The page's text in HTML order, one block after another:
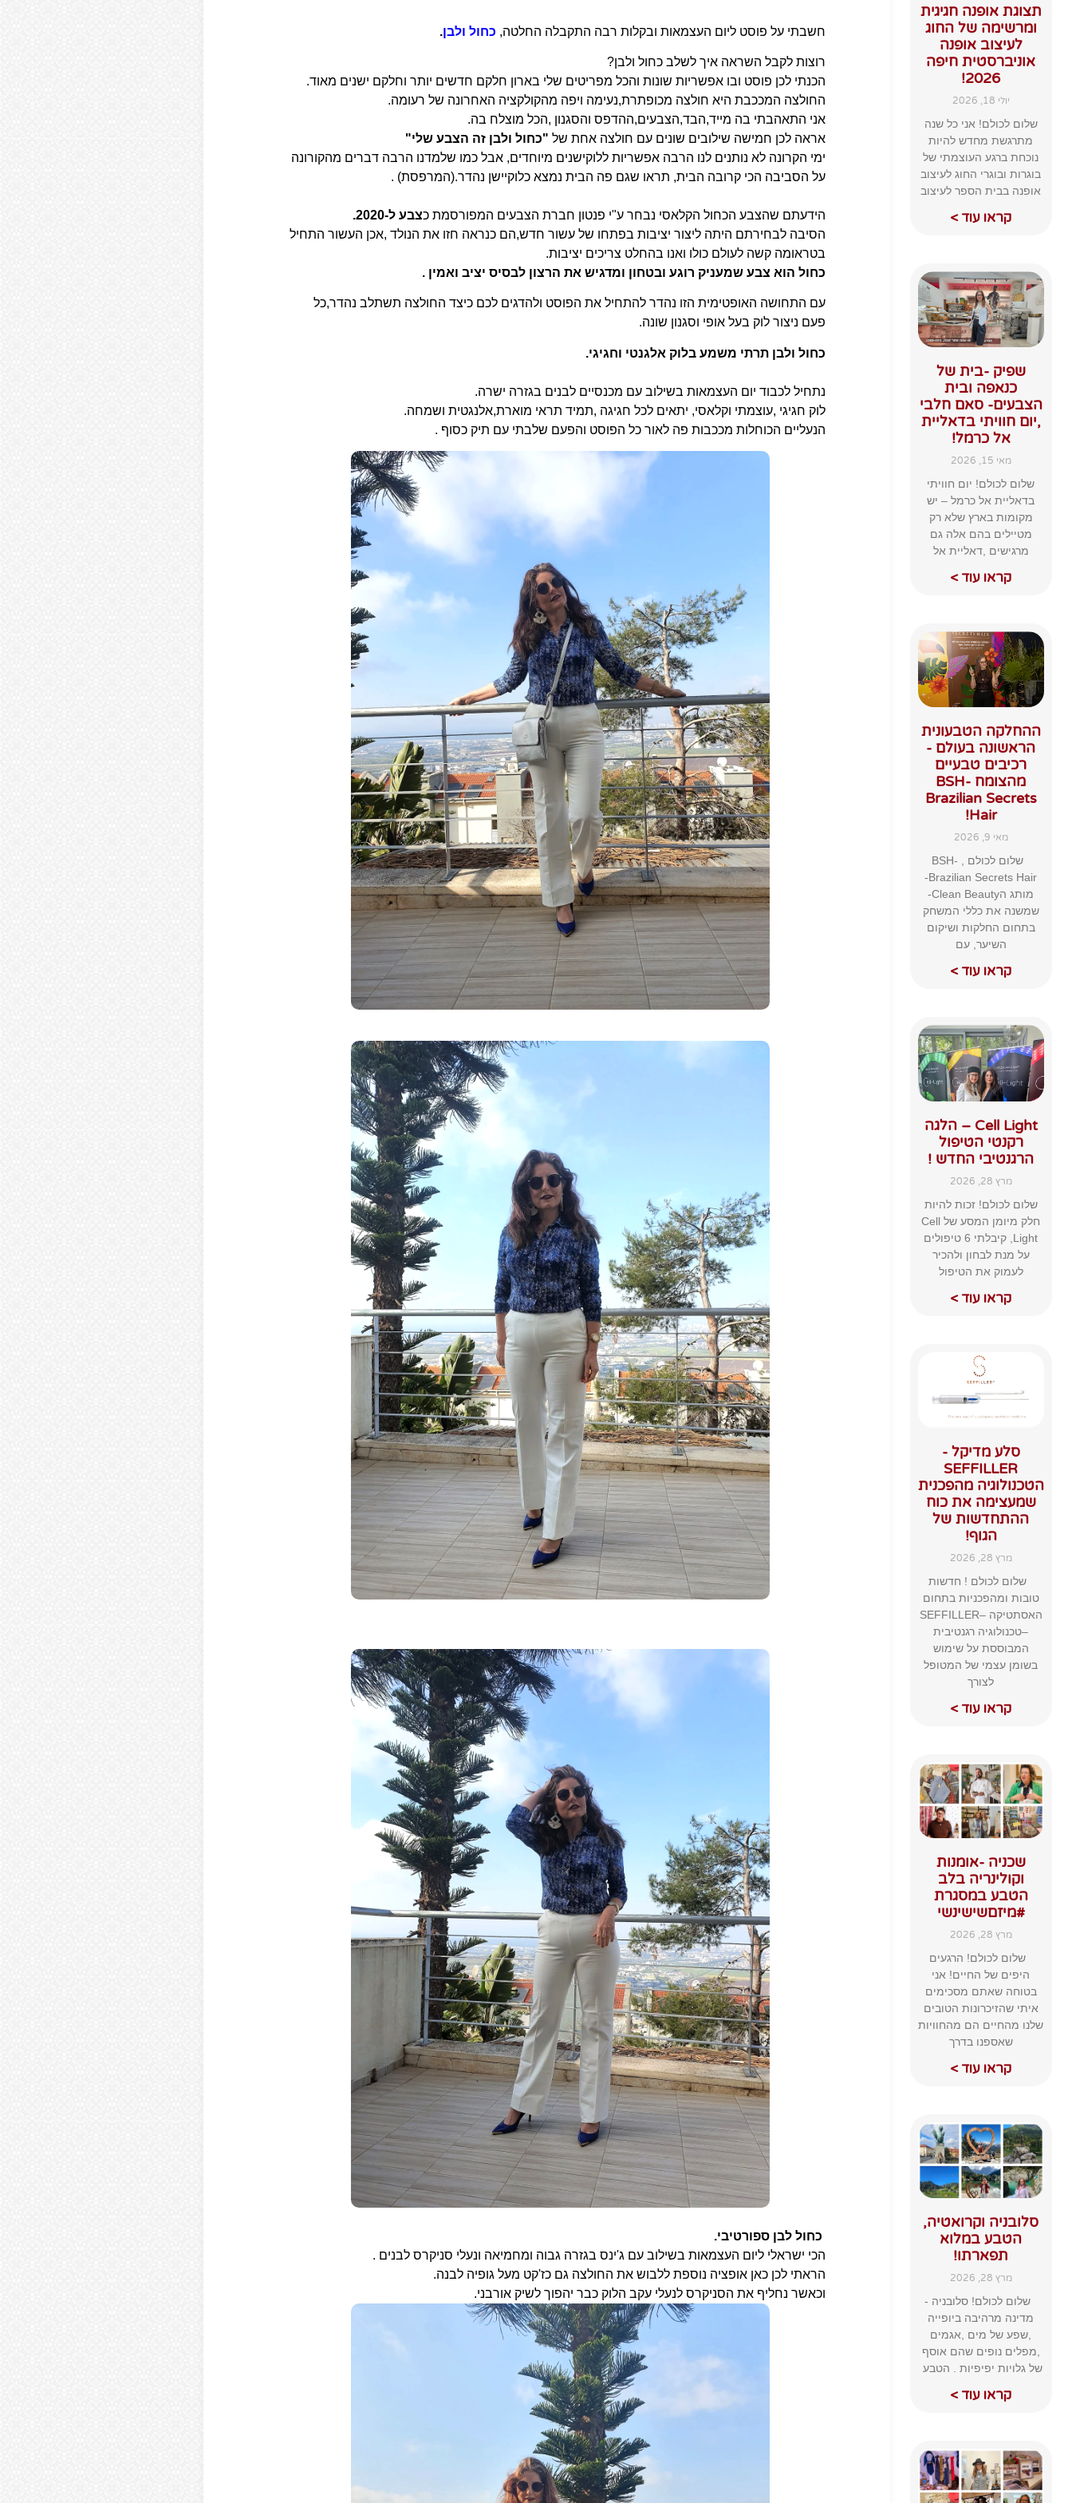
תצוגת אופנה חגיגית
ומרשימה של החוג
לעיצוב אופנה
אוניברסטית חיפה
2026!
יולי 18, 2026
שלום לכולם! אני כל שנה
מתרגשת מחדש להיות
נוכחת ברגע העוצמתי של
בוגרות ובוגרי החוג לעיצוב
אופנה בבית הספר לעיצוב
קראו עוד >
שפיק -בית של
כנאפה ובית
הצבעים- סאם חלבי
,יום חוויתי בדאליית
אל כרמל!
מאי 15, 2026
שלום לכולם! יום חוויתי
בדאליית אל כרמל – יש
מקומות בארץ שלא רק
מטיילים בהם אלה גם
מרגישים ,דאליית אל
קראו עוד >
ההחלקה הטבעונית
הראשונה בעולם -
רכיבים טבעיים
מהצומח BSH-
Brazilian Secrets
Hair!
מאי 9, 2026
שלום לכולם , BSH-
Brazilian Secrets Hair-
מותג הClean Beauty-
שמשנה את כללי המשחק
בתחום החלקות ושיקום
השיער, עם
קראו עוד >
Cell Light – הלגה
רקנטי הטיפול
הרגנטיבי החדש !
מרץ 28, 2026
שלום לכולם! זכות להיות
חלק מיומן המסע של Cell
Light, קיבלתי 6 טיפולים
על מנת לבחון ולהכיר
לעמוק את הטיפול
קראו עוד >
סלע מדיקל -
SEFFILLER
הטכנולוגיה מהפכנית
שמעצימה את כוח
ההתחדשות של
הגוף!
מרץ 28, 2026
שלום לכולם ! חדשות
טובות ומהפכניות בתחום
האסתטיקה –SEFFILLER
–טכנולוגיה רגנטיבית
המבוססת על שימוש
בשומן עצמי של המטופל
לצורך
קראו עוד >
שכניה -אומנות
וקולינריה בלב
הטבע במסגרת
#מיזםשישינשי
מרץ 28, 2026
שלום לכולם! הרגעים
היפים של החיים! אני
בטוחה שאתם מסכימים
איתי שהזיכרונות הטובים
שלנו מהחיים הם מהחוויות
שאספנו בדרך
קראו עוד >
סלובניה וקרואטיה,
הטבע במלוא
תפארתו!
מרץ 28, 2026
שלום לכולם! סלובניה -
מדינה מרהיבה ביופייה
,שפע של מים ,אגמים
,מפלים נופים שהם אוסף
של גלויות יפיפיות . הטבע
קראו עוד >
חשבתי על פוסט ליום העצמאות ובקלות רבה התקבלה החלטה, כחול ולבן.
רוצות לקבל השראה איך לשלב כחול ולבן?
הכנתי לכן פוסט ובו אפשריות שונות והכל מפריטים שלי בארון חלקם חדשים יותר וחלקם ישנים מאוד.
החולצה המככבת היא חולצה מכופתרת,נעימה ויפה מהקולקציה האחרונה של רעומה.
אני התאהבתי בה מייד,הבד,הצבעים,ההדפס והסגנון ,הכל מוצלח בה.
אראה לכן חמישה שילובים שונים עם חולצה אחת של "כחול ולבן זה הצבע שלי"
ימי הקרונה לא נותנים לנו הרבה אפשריות ללוקישנים מיוחדים, אבל כמו שלמדנו הרבה דברים מהקורונה
על הסביבה הכי קרובה הבית, תראו שגם פה הבית נמצא כלוקיישן נהדר.(המרפסת) .
הידעתם שהצבע הכחול הקלאסי נבחר ע"י פנטון חברת הצבעים המפורסמת כצבע ל-2020.
הסיבה לבחירתם היתה ליצור יציבות בפתחו של עשור חדש,הם כנראה חזו את הנולד ,אכן העשור התחיל
בטראומה קשה לעולם כולו ואנו בהחלט צריכים יציבות.
כחול הוא צבע שמעניק רוגע ובטחון ומדגיש את הרצון לבסיס יציב ואמין .
עם התחושה האופטימית הזו נהדר להתחיל את הפוסט ולהדגים לכם כיצד החולצה תשתלב נהדר,כל
פעם ניצור לוק בעל אופי וסגנון שונה.
כחול ולבן תרתי משמע בלוק אלגנטי וחגיגי.
נתחיל לכבוד יום העצמאות בשילוב עם מכנסיים לבנים בגזרה ישרה.
לוק חגיגי ,עוצמתי וקלאסי, יתאים לכל חגיגה ,תמיד תראי מוארת,אלנגטית ושמחה.
הנעליים הכוחלות מככבות פה לאור כל הפוסט והפעם שלבתי עם תיק כסוף .
כחול לבן ספורטיבי.
הכי ישראלי ליום העצמאות בשילוב עם ג'ינס בגזרה גבוה ומחמיאה ונעלי סניקרס לבנים .
הראתי לכן כאן אופציה נוספת ללבוש את החולצה גם כז'קט מעל גופיה לבנה.
וכאשר נחליף את הסניקרס לנעלי עקב הלוק כבר יהפוך לשיק אורבני.